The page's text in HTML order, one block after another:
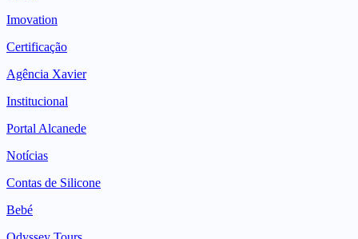
Imovation
Certificação
Agência Xavier
Institucional
Portal Alcanede
Notícias
Contas de Silicone
Bebé